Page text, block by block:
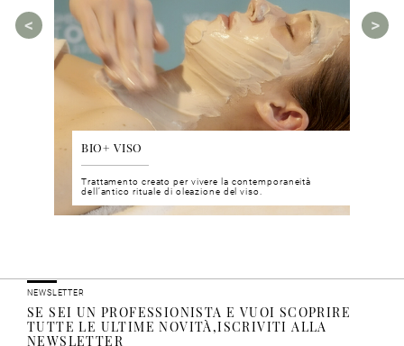
BIO+ VISO
Trattamento creato per vivere la contemporaneità
dell’antico rituale di oleazione del viso.
NEWSLETTER
SE SEI UN PROFESSIONISTA E VUOI SCOPRIRE
TUTTE LE ULTIME NOVITÀ,ISCRIVITI ALLA
NEWSLETTER